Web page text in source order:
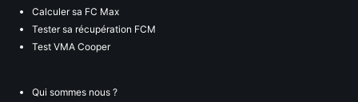
Calculer sa FC Max
Tester sa récupération FCM
Test VMA Cooper
Qui sommes nous ?